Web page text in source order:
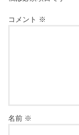
コメント ※
名前 ※